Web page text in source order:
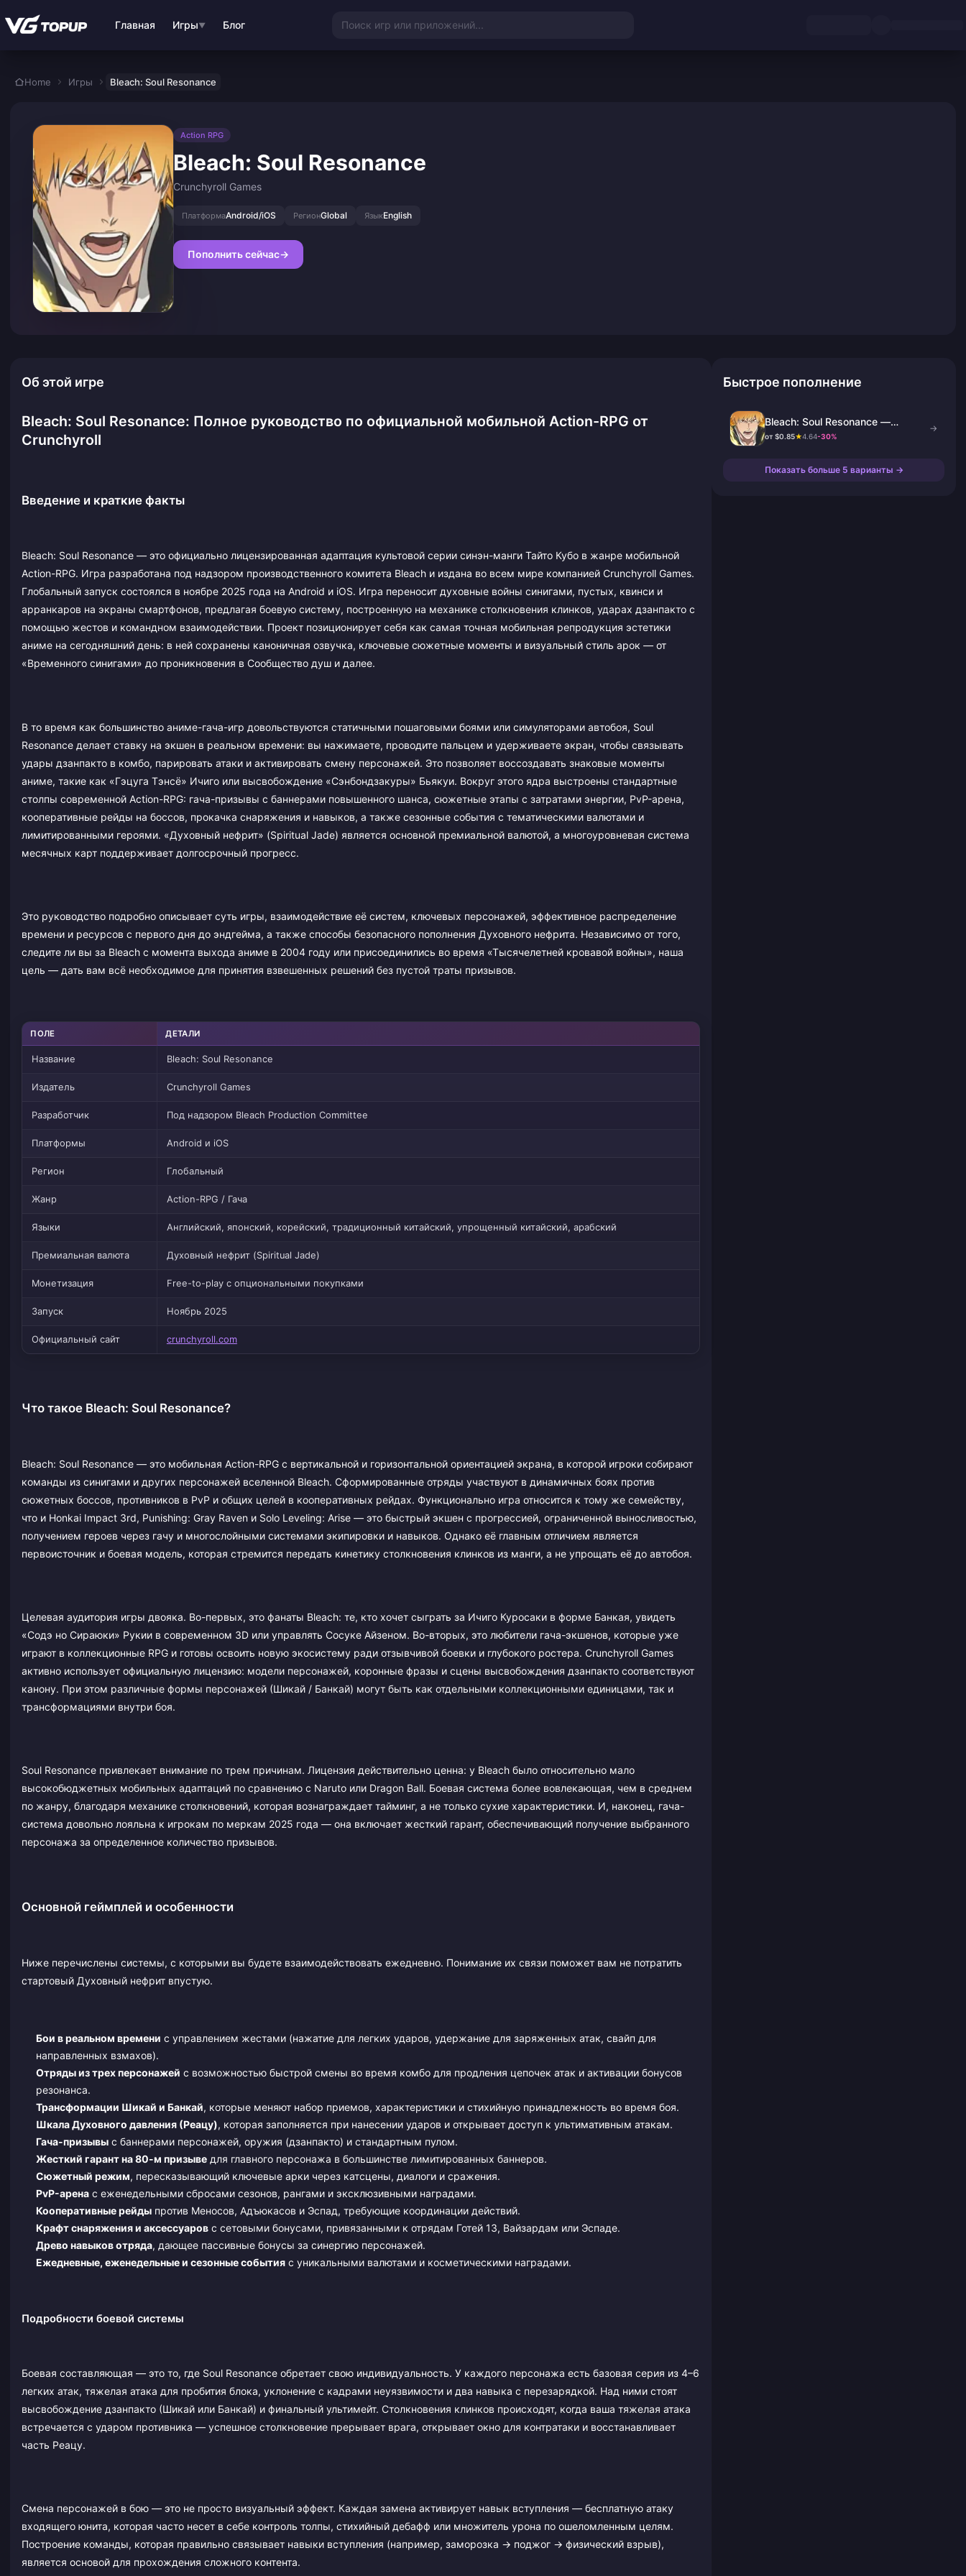
Главная Игры▼ Блог Поиск игр или приложений...
Home Игры Bleach: Soul Resonance
Action RPG
Bleach: Soul Resonance
Crunchyroll Games
ПлатформаAndroid/iOS РегионGlobal ЯзыкEnglish
Пополнить сейчас→
Об этой игре
Bleach: Soul Resonance: Полное руководство по официальной мобильной Action-RPG от
Crunchyroll
Введение и краткие факты
Bleach: Soul Resonance — это официально лицензированная адаптация культовой серии синэн-манги Тайто Кубо в жанре мобильной
Action-RPG. Игра разработана под надзором производственного комитета Bleach и издана во всем мире компанией Crunchyroll Games.
Глобальный запуск состоялся в ноябре 2025 года на Android и iOS. Игра переносит духовные войны синигами, пустых, квинси и
арранкаров на экраны смартфонов, предлагая боевую систему, построенную на механике столкновения клинков, ударах дзанпакто с
помощью жестов и командном взаимодействии. Проект позиционирует себя как самая точная мобильная репродукция эстетики
аниме на сегодняшний день: в ней сохранены каноничная озвучка, ключевые сюжетные моменты и визуальный стиль арок — от
«Временного синигами» до проникновения в Сообщество душ и далее.
В то время как большинство аниме-гача-игр довольствуются статичными пошаговыми боями или симуляторами автобоя, Soul
Resonance делает ставку на экшен в реальном времени: вы нажимаете, проводите пальцем и удерживаете экран, чтобы связывать
удары дзанпакто в комбо, парировать атаки и активировать смену персонажей. Это позволяет воссоздавать знаковые моменты
аниме, такие как «Гэцуга Тэнсё» Ичиго или высвобождение «Сэнбондзакуры» Бьякуи. Вокруг этого ядра выстроены стандартные
столпы современной Action-RPG: гача-призывы с баннерами повышенного шанса, сюжетные этапы с затратами энергии, PvP-арена,
кооперативные рейды на боссов, прокачка снаряжения и навыков, а также сезонные события с тематическими валютами и
лимитированными героями. «Духовный нефрит» (Spiritual Jade) является основной премиальной валютой, а многоуровневая система
месячных карт поддерживает долгосрочный прогресс.
Это руководство подробно описывает суть игры, взаимодействие её систем, ключевых персонажей, эффективное распределение
времени и ресурсов с первого дня до эндгейма, а также способы безопасного пополнения Духовного нефрита. Независимо от того,
следите ли вы за Bleach с момента выхода аниме в 2004 году или присоединились во время «Тысячелетней кровавой войны», наша
цель — дать вам всё необходимое для принятия взвешенных решений без пустой траты призывов.
ПОЛЕ ДЕТАЛИ
Название Bleach: Soul Resonance
Издатель Crunchyroll Games
Разработчик Под надзором Bleach Production Committee
Платформы Android и iOS
Регион Глобальный
Жанр Action-RPG / Гача
Языки Английский, японский, корейский, традиционный китайский, упрощенный китайский, арабский
Премиальная валюта Духовный нефрит (Spiritual Jade)
Монетизация Free-to-play с опциональными покупками
Запуск Ноябрь 2025
Официальный сайт crunchyroll.com
Что такое Bleach: Soul Resonance?
Bleach: Soul Resonance — это мобильная Action-RPG с вертикальной и горизонтальной ориентацией экрана, в которой игроки собирают
команды из синигами и других персонажей вселенной Bleach. Сформированные отряды участвуют в динамичных боях против
сюжетных боссов, противников в PvP и общих целей в кооперативных рейдах. Функционально игра относится к тому же семейству,
что и Honkai Impact 3rd, Punishing: Gray Raven и Solo Leveling: Arise — это быстрый экшен с прогрессией, ограниченной выносливостью,
получением героев через гачу и многослойными системами экипировки и навыков. Однако её главным отличием является
первоисточник и боевая модель, которая стремится передать кинетику столкновения клинков из манги, а не упрощать её до автобоя.
Целевая аудитория игры двояка. Во-первых, это фанаты Bleach: те, кто хочет сыграть за Ичиго Куросаки в форме Банкая, увидеть
«Содэ но Сираюки» Рукии в современном 3D или управлять Сосуке Айзеном. Во-вторых, это любители гача-экшенов, которые уже
играют в коллекционные RPG и готовы освоить новую экосистему ради отзывчивой боевки и глубокого ростера. Crunchyroll Games
активно использует официальную лицензию: модели персонажей, коронные фразы и сцены высвобождения дзанпакто соответствуют
канону. При этом различные формы персонажей (Шикай / Банкай) могут быть как отдельными коллекционными единицами, так и
трансформациями внутри боя.
Soul Resonance привлекает внимание по трем причинам. Лицензия действительно ценна: у Bleach было относительно мало
высокобюджетных мобильных адаптаций по сравнению с Naruto или Dragon Ball. Боевая система более вовлекающая, чем в среднем
по жанру, благодаря механике столкновений, которая вознаграждает тайминг, а не только сухие характеристики. И, наконец, гача-
система довольно лояльна к игрокам по меркам 2025 года — она включает жесткий гарант, обеспечивающий получение выбранного
персонажа за определенное количество призывов.
Основной геймплей и особенности
Ниже перечислены системы, с которыми вы будете взаимодействовать ежедневно. Понимание их связи поможет вам не потратить
стартовый Духовный нефрит впустую.
Бои в реальном времени с управлением жестами (нажатие для легких ударов, удержание для заряженных атак, свайп для
направленных взмахов).
Отряды из трех персонажей с возможностью быстрой смены во время комбо для продления цепочек атак и активации бонусов
резонанса.
Трансформации Шикай и Банкай, которые меняют набор приемов, характеристики и стихийную принадлежность во время боя.
Шкала Духовного давления (Реацу), которая заполняется при нанесении ударов и открывает доступ к ультимативным атакам.
Гача-призывыс баннерами персонажей, оружия (дзанпакто) и стандартным пулом.
Жесткий гарант на 80-м призыведля главного персонажа в большинстве лимитированных баннеров.
Сюжетный режим, пересказывающий ключевые арки через катсцены, диалоги и сражения.
PvP-аренас еженедельными сбросами сезонов, рангами и эксклюзивными наградами.
Кооперативные рейдыпротив Меносов, Адъюкасов и Эспад, требующие координации действий.
Крафт снаряжения и аксессуаровс сетовыми бонусами, привязанными к отрядам Готей 13, Вайзардам или Эспаде.
Древо навыков отряда, дающее пассивные бонусы за синергию персонажей.
Ежедневные, еженедельные и сезонные событияс уникальными валютами и косметическими наградами.
Подробности боевой системы
Боевая составляющая — это то, где Soul Resonance обретает свою индивидуальность. У каждого персонажа есть базовая серия из 4–6
легких атак, тяжелая атака для пробития блока, уклонение с кадрами неуязвимости и два навыка с перезарядкой. Над ними стоят
высвобождение дзанпакто (Шикай или Банкай) и финальный ультимейт. Столкновения клинков происходят, когда ваша тяжелая атака
встречается с ударом противника — успешное столкновение прерывает врага, открывает окно для контратаки и восстанавливает
часть Реацу.
Смена персонажей в бою — это не просто визуальный эффект. Каждая замена активирует навык вступления — бесплатную атаку
входящего юнита, которая часто несет в себе контроль толпы, стихийный дебафф или множитель урона по ошеломленным целям.
Построение команды, которая правильно связывает навыки вступления (например, заморозка → поджог → физический взрыв),
является основой для прохождения сложного контента.
Быстрое пополнение
Bleach: Soul Resonance —
пополнение Lingyu и наборы
от $0.85★4.64-30%
→
Показать больше 5 варианты →